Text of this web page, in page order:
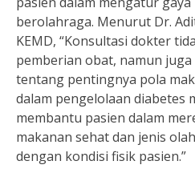
berolahraga. Menurut Dr.
KEMD, “Konsultasi dokter
pemberian obat, namun
tentang pentingnya pola
dalam pengelolaan diabetes
membantu pasien dalam
makanan sehat dan jenis
dengan kondisi fisik pasien.”